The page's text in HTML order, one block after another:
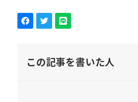
この記事を書いた人